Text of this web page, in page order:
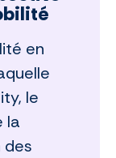
en
le
la
des